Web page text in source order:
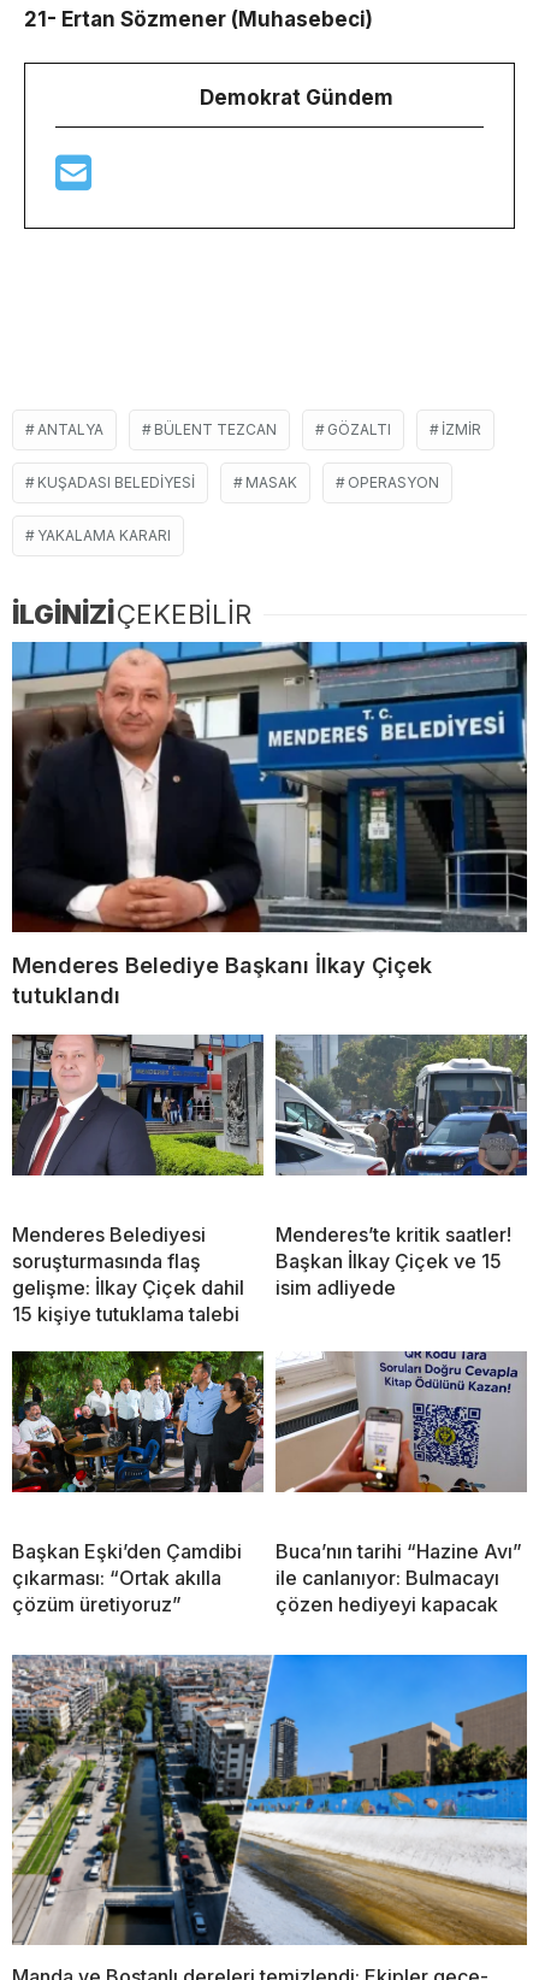
21- Ertan Sözmener (Muhasebeci)
Demokrat Gündem
ANTALYA BÜLENT TEZCAN GÖZALTI IZMIR
KUŞADASI BELEDIYESI MASAK OPERASYON
YAKALAMA KARARI
İLGİNİZİÇEKEBİLİR
Menderes Belediye Başkanı İlkay Çiçek
tutuklandı
Menderes Belediyesi
soruşturmasında flaş
gelişme: İlkay Çiçek dahil
15 kişiye tutuklama talebi
Menderes’te kritik saatler!
Başkan İlkay Çiçek ve 15
isim adliyede
Başkan Eşki’den Çamdibi
çıkarması: “Ortak akılla
çözüm üretiyoruz”
Buca’nın tarihi “Hazine Avı”
ile canlanıyor: Bulmacayı
çözen hediyeyi kapacak